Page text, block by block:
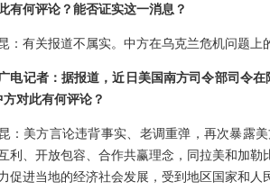
有何评论？能否证实这一消息？
：有关报道不属实。中方在乌克兰危机问题上
电记者：据报道，近日美国南方司令部司令
对此有何评论？
：美方言论违背事实、老调重弹，再次暴露
利、开放包容、合作共赢理念，同拉美和加
促进当地的经济社会发展，受到地区国家和